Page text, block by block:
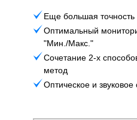
Еще большая
Оптимальный
"Мин./Макс."
Сочетание 2-х
метод
Оптическое и